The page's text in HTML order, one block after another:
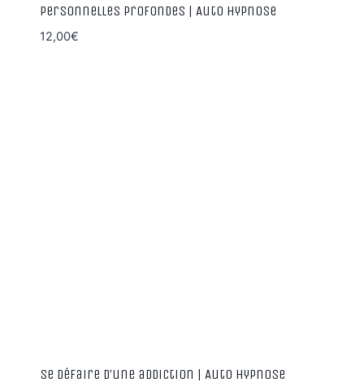
personnelles profondes | Auto hypnose
12,00€
Se défaire d’une addiction | Auto Hypnose